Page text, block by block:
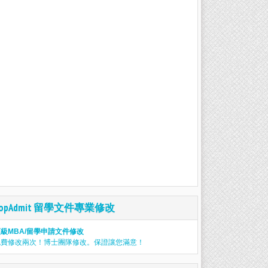
留學文件專業修改
MBA/留學申請文件修改
修改兩次！博士團隊修改。保證讓您滿意！